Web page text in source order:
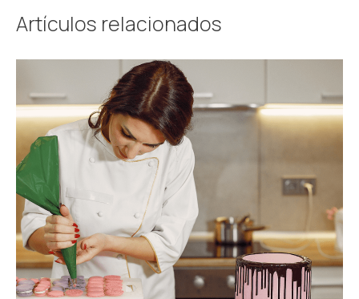
Artículos relacionados